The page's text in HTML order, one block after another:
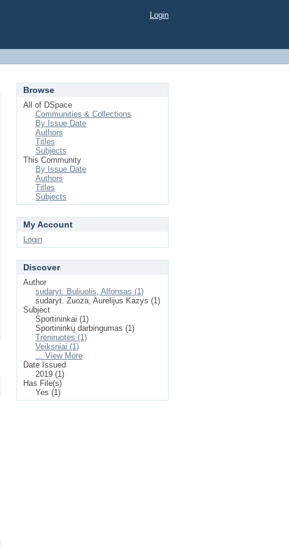
Login
Browse
All of DSpace
Communities & Collections
By Issue Date
Authors
Titles
Subjects
This Community
By Issue Date
Authors
Titles
Subjects
My Account
Login
Discover
Author
sudaryt. Buliuolis, Alfonsas (1)
sudaryt. Zuoza, Aurelijus Kazys (1)
Subject
Sportininkai (1)
Sportininkų darbingumas (1)
Treniruotės (1)
Veiksniai (1)
... View More
Date Issued
2019 (1)
Has File(s)
Yes (1)